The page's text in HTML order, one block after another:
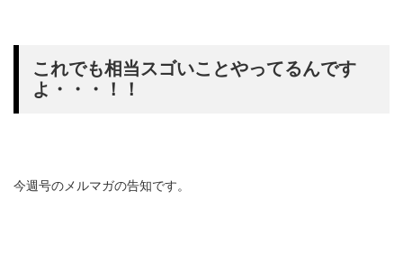
これでも相当スゴいことやってるんです
よ・・・！！
今週号のメルマガの告知です。